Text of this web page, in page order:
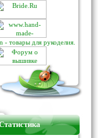
- товары для рукоделия.